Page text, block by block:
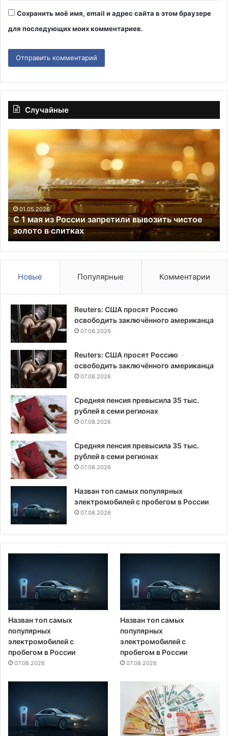
Сохранить моё имя, email и адрес сайта в этом браузере
для последующих моих комментариев.
Случайные
С 1
из России
запретили
чистое
золото
в слитках
01.05.2026
С 1 мая из России запретили вывозить чистое
золото в слитках
и
Новые Популярные Комментарии
Reuters: США просят Россию
освободить заключённого американца
07.08.2026
Reuters: США просят Россию
освободить заключённого американца
07.08.2026
Средняя пенсия превысила 35 тыс.
рублей в семи регионах
07.08.2026
Средняя пенсия превысила 35 тыс.
рублей в семи регионах
07.08.2026
Назван топ самых популярных
электромобилей с пробегом в России
07.08.2026
Назван топ самых
популярных
электромобилей с
пробегом в России
07.08.2026
Назван топ самых
популярных
электромобилей с
пробегом в России
07.08.2026